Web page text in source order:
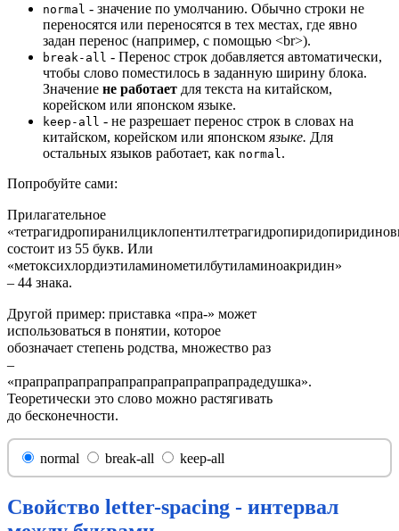
normal - значение по умолчанию. Обычно строки не
переносятся или переносятся в тех местах, где явно
задан перенос (например, с помощью <br>).
break-all - Перенос строк добавляется автоматически,
чтобы слово поместилось в заданную ширину блока.
Значение не работает для текста на китайском,
корейском или японском языке.
keep-all - не разрешает перенос строк в словах на
китайском, корейском или японском языке. Для
остальных языков работает, как normal.
Попробуйте сами:
Прилагательное
состоит из 55 букв. Или
«метоксихлордиэтиламинометилбутиламиноакридин»
– 44 знака.
Другой пример: приставка «пра-» может
использоваться в понятии, которое
обозначает степень родства, множество раз
–
«прапрапрапрапрапрапрапрапрапрапрадедушка».
Теоретически это слово можно растягивать
до бесконечности.
normal break-all keep-all
Свойство letter-spacing - интервал